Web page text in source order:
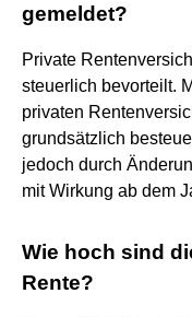
gemeldet?
Private
steuerlich bevorteilt.
privaten
grundsätzlich
jedoch durch
mit Wirkung ab dem
Wie hoch sind
Rente?